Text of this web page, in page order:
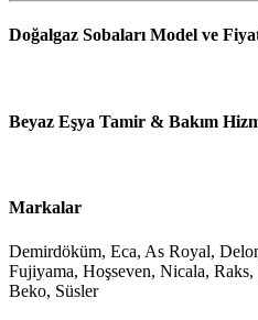
Doğalgaz Sobaları Model ve
Beyaz Eşya Tamir & Bakım
Markalar
Demirdöküm, Eca, As Royal,
Fujiyama, Hoşseven, Nicala,
Beko, Süsler